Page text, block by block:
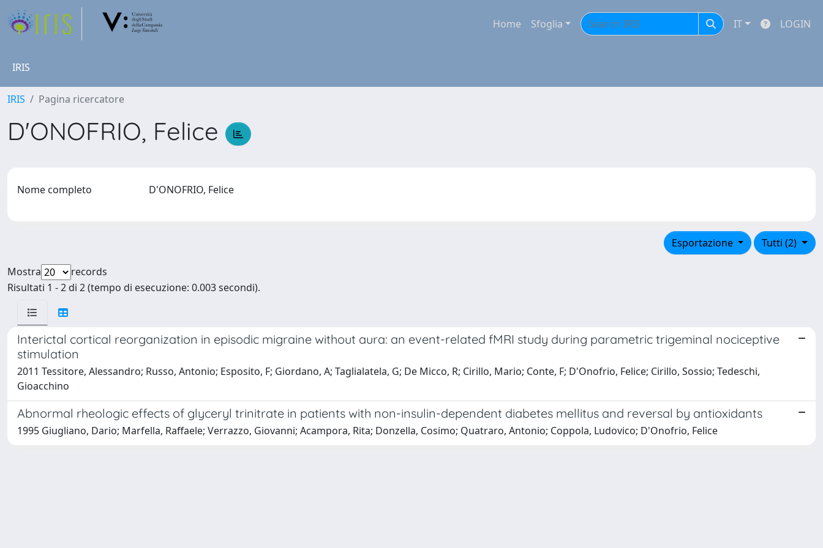
Home Sfoglia IT LOGIN
IRIS
IRIS Pagina ricercatore
D'ONOFRIO, Felice
Nome completo D'ONOFRIO, Felice
Tutti (2)
Esportazione
Mostra
records
Risultati 1 - 2 di 2 (tempo di esecuzione: 0.003 secondi).
Interictal cortical reorganization in episodic migraine without aura: an event-related fMRI study during parametric trigeminal nociceptive
stimulation
2011 Tessitore, Alessandro; Russo, Antonio; Esposito, F; Giordano, A; Taglialatela, G; De Micco, R; Cirillo, Mario; Conte, F; D'Onofrio, Felice; Cirillo, Sossio; Tedeschi,
Gioacchino
Abnormal rheologic effects of glyceryl trinitrate in patients with non-insulin-dependent diabetes mellitus and reversal by antioxidants
1995 Giugliano, Dario; Marfella, Raffaele; Verrazzo, Giovanni; Acampora, Rita; Donzella, Cosimo; Quatraro, Antonio; Coppola, Ludovico; D'Onofrio, Felice